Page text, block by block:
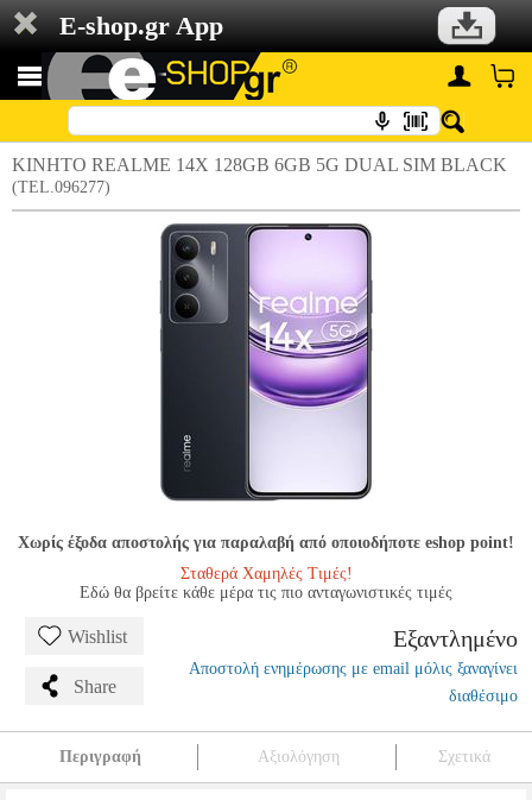
E-shop.gr App
ΚΙΝΗΤΟ REALME 14X 128GB 6GB 5G DUAL SIM BLACK
(TEL.096277)
Χωρίς έξοδα αποστολής για παραλαβή από οποιοδήποτε eshop point!
Σταθερά Χαμηλές Τιμές!
Εδώ θα βρείτε κάθε μέρα τις πιο ανταγωνιστικές τιμές
Wishlist
Share
Εξαντλημένο
Αποστολή ενημέρωσης με email μόλις ξαναγίνει
διαθέσιμο
Περιγραφή Αξιολόγηση Σχετικά